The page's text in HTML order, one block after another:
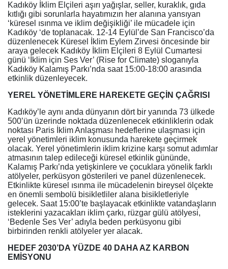
Kadıköy İklim Elçileri aşırı yağışlar, seller, kuraklık, gıda
kıtlığı gibi sorunlarla hayatımızın her alanına yansıyan
‘küresel ısınma ve iklim değişikliği’ ile mücadele için
Kadıköy ‘de toplanacak. 12-14 Eylül’de San Francisco’da
düzenlenecek Küresel İklim Eylem Zirvesi öncesinde bir
araya gelecek Kadıköy İklim Elçileri 8 Eylül Cumartesi
günü ‘İklim için Ses Ver’ (Rise for Climate) sloganıyla
Kadıköy Kalamış Parkı’nda saat 15:00-18:00 arasında
etkinlik düzenleyecek.
YEREL YÖNETİMLERE HAREKETE GEÇİN ÇAĞRISI
Kadıköy’le aynı anda dünyanın dört bir yanında 73 ülkede
500’ün üzerinde noktada düzenlenecek etkinliklerin odak
noktası Paris İklim Anlaşması hedeflerine ulaşması için
yerel yönetimleri iklim konusunda harekete geçirmek
olacak. Yerel yönetimlerin iklim krizine karşı somut adımlar
atmasının talep edileceği küresel etkinlik gününde,
Kalamış Parkı’nda yetişkinlere ve çocuklara yönelik farklı
atölyeler, perküsyon gösterileri ve panel düzenlenecek.
Etkinlikte küresel ısınma ile mücadelenin bireysel ölçekte
en önemli sembolü bisikletliler alana bisikletleriyle
gelecek. Saat 15:00’te başlayacak etkinlikte vatandaşların
isteklerini yazacakları iklim çarkı, rüzgar gülü atölyesi,
‘Bedenle Ses Ver’ adıyla beden perküsyonu gibi
birbirinden renkli atölyeler yer alacak.
HEDEF 2030’DA YÜZDE 40 DAHA AZ KARBON
EMİSYONU